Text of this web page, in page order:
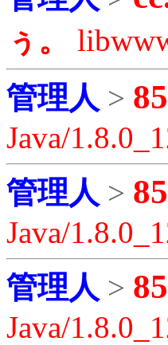
ぅ。
管理人 >
Java/
管理人 >
Java/
管理人 >
Java/